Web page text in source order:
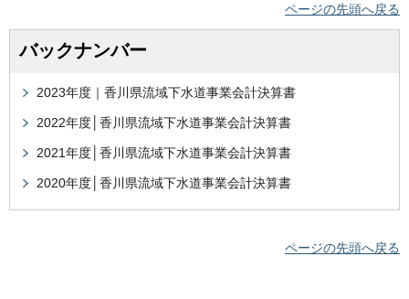
ページの先頭へ戻る
バックナンバー
2023年度｜香川県流域下水道事業会計決算書
2022年度│香川県流域下水道事業会計決算書
2021年度│香川県流域下水道事業会計決算書
2020年度│香川県流域下水道事業会計決算書
ページの先頭へ戻る